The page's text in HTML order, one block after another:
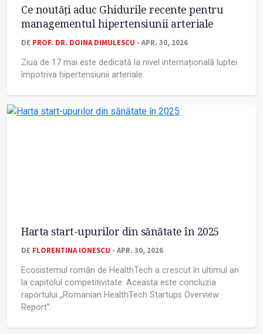
Ce noutăți aduc Ghidurile recente pentru
managementul hipertensiunii arteriale
DE PROF. DR. DOINA DIMULESCU - APR. 30, 2026
Ziua de 17 mai este dedicată la nivel internațională luptei
împotriva hipertensiunii arteriale.
Harta start-upurilor din sănătate în 2025
DE FLORENTINA IONESCU - APR. 30, 2026
Ecosistemul român de HealthTech a crescut în ultimul an
la capitolul competitivitate. Aceasta este concluzia
raportului „Romanian HealthTech Startups Overview
Report”.